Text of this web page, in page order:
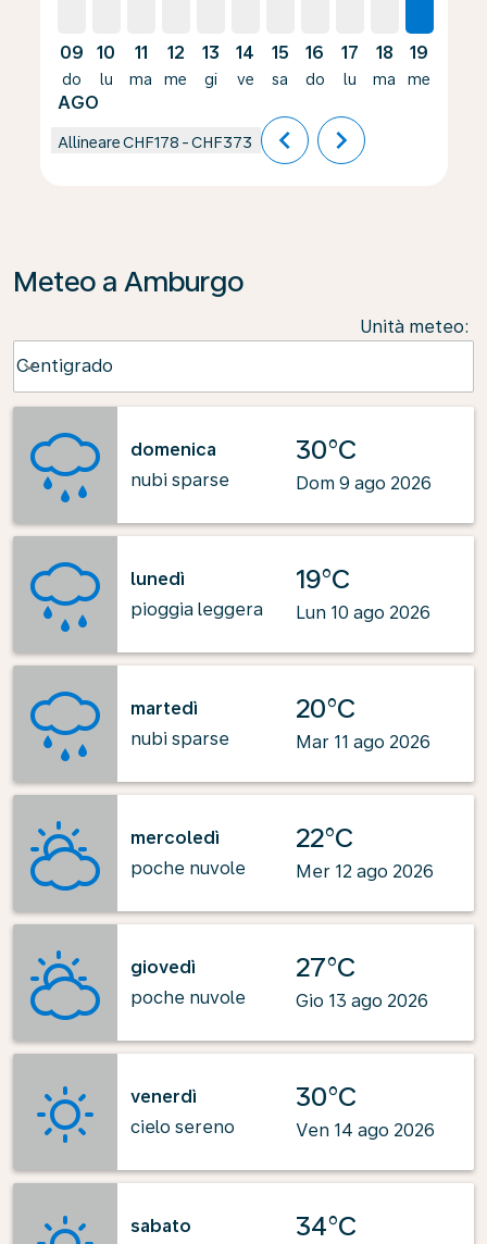
09
do
AGO
10
lu
11
ma
12
me
13
gi
14
ve
15
sa
16
do
17
lu
18
ma
19
me
AllineareCHF178 -CHF373 chevron_left chevron_right
Meteo a Amburgo
Unità meteo:
Centigrado
keyboard_arrow_down
domenica
nubi sparse
30°C
Dom 9 ago 2026
lunedì
pioggia leggera
19°C
Lun 10 ago 2026
martedì
nubi sparse
20°C
Mar 11 ago 2026
mercoledì
poche nuvole
22°C
Mer 12 ago 2026
giovedì
poche nuvole
27°C
Gio 13 ago 2026
venerdì
cielo sereno
30°C
Ven 14 ago 2026
sabato
34°C